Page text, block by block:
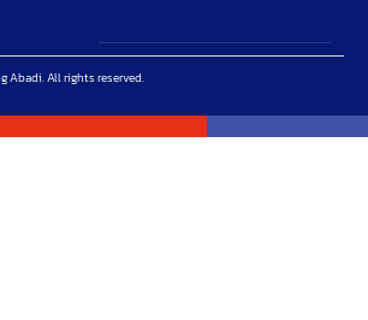
Abadi. All rights reserved.